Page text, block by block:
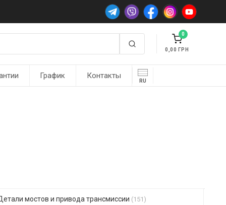
0
0,00
График Контакты
RU
мостов и привода трансмиссии (151)